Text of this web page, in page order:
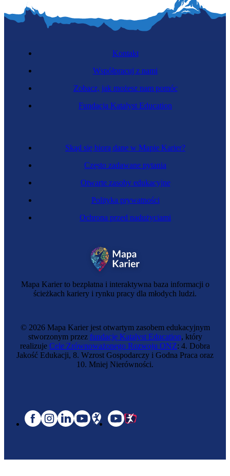
Mapa Karier to bezpłatna i interaktywna baza informacji o
ścieżkach kariery i rynku pracy dla młodych ludzi.
Skąd się biorą dane w Mapie Karier?
Często zadawane pytania
Otwarte zasoby edukacyjne
Polityka prywatności
Ochrona przed nadużyciami
Kontakt
Współpracuj z nami
Zobacz, jak możesz nam pomóc
Fundacja Katalyst Education
© 2026 Mapa Karier jest otwartym zasobem edukacyjnym
stworzonym przez fundację Katalyst Education, który
realizuje Cele Zrównoważonego Rozwoju ONZ: 4. Dobra
Jakość Edukacji, 8. Wzrost Gospodarczy i Godna Praca oraz
10. Mniej Nierówności.